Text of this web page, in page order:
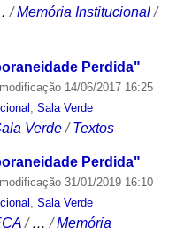
/Memória Institucional /
Perdida"
14/06/2017 16:25
Sala Verde
Verde /Textos
Perdida"
31/01/2019 16:10
, Sala Verde
/ …/Memória